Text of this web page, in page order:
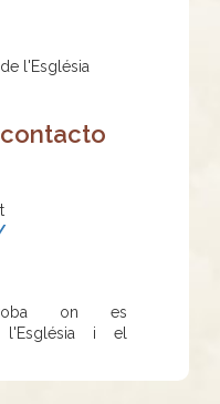
l'Església
on es
i el